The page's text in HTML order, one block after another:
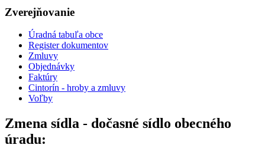
Zverejňovanie
Úradná tabuľa obce
Register dokumentov
Zmluvy
Objednávky
Faktúry
Cintorín - hroby a zmluvy
Voľby
Zmena sídla - dočasné sídlo obecného
úradu: